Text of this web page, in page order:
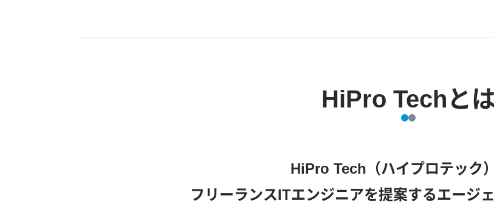
HiPro Techと
HiPro Tech（ハイプロテック）
フリーランスITエンジニアを提案するエージ